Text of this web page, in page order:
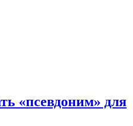
«псевдоним» для